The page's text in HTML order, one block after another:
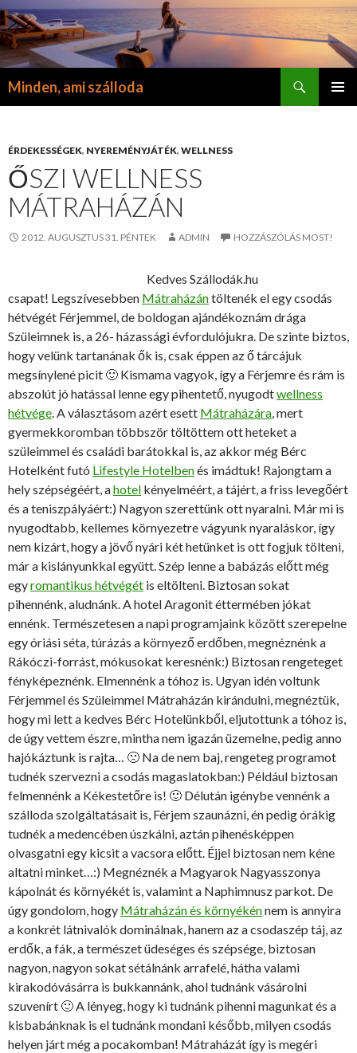
Minden, ami szálloda
ÉRDEKESSÉGEK, NYEREMÉNYJÁTÉK, WELLNESS
ŐSZI WELLNESS
MÁTRAHÁZÁN
2012. AUGUSZTUS 31. PÉNTEK ADMIN HOZZÁSZÓLÁS MOST!
Kedves Szállodák.hu
csapat! Legszívesebben Mátraházántöltenék el egy csodás
hétvégét Férjemmel, de boldogan ajándékoznám drága
Szüleimnek is, a 26- házassági évfordulójukra. De szinte biztos,
hogy velünk tartanának ők is, csak éppen az ő tárcájuk
megsínylené picit 🙂 Kismama vagyok, így a Férjemre és rám is
abszolút jó hatással lenne egy pihentető, nyugodtwellness
hétvége. A választásom azért esett Mátraházára, mert
gyermekkoromban többször töltöttem ott heteket a
szüleimmel és családi barátokkal is, az akkor még Bérc
Hotelként futó Lifestyle Hotelbenés imádtuk! Rajongtam a
hely szépségéért, ahotel kényelméért, a tájért, a friss levegőért
és a teniszpályáért:) Nagyon szerettünk ott nyaralni. Már mi is
nyugodtabb, kellemes környezetre vágyunk nyaraláskor, így
nem kizárt, hogy a jövő nyári két hetünket is ott fogjuk tölteni,
már a kislányunkkal együtt. Szép lenne a babázás előtt még
egyromantikus hétvégét is eltölteni. Biztosan sokat
pihennénk, aludnánk. A hotel Aragonit éttermében jókat
ennénk. Természetesen a napi programjaink között szerepelne
egy óriási séta, túrázás a környező erdőben, megnéznénk a
Rákóczi-forrást, mókusokat keresnénk:) Biztosan rengeteget
fényképeznénk. Elmennénk a tóhoz is. Ugyan idén voltunk
Férjemmel és Szüleimmel Mátraházán kirándulni, megnéztük,
hogy mi lett a kedves Bérc Hotelünkből, eljutottunk a tóhoz is,
de úgy vettem észre, mintha nem igazán üzemelne, pedig anno
hajókáztunk is rajta… 🙁 Na de nem baj, rengeteg programot
tudnék szervezni a csodás magaslatokban:) Például biztosan
felmennénk a Kékestetőre is! 🙂 Délután igénybe vennénk a
szálloda szolgáltatásait is, Férjem szaunázni, én pedig órákig
tudnék a medencében úszkálni, aztán pihenésképpen
olvasgatni egy kicsit a vacsora előtt. Éjjel biztosan nem kéne
altatni minket…:) Megnéznék a Magyarok Nagyasszonya
kápolnát és környékét is, valamint a Naphimnusz parkot. De
úgy gondolom, hogy Mátraházán és környékénnem is annyira
a konkrét látnivalók dominálnak, hanem az a csodaszép táj, az
erdők, a fák, a természet üdeséges és szépsége, biztosan
nagyon, nagyon sokat sétálnánk arrafelé, hátha valami
kirakodóvásárra is bukkannánk, ahol tudnánk vásárolni
szuvenírt 🙂 A lényeg, hogy ki tudnánk pihenni magunkat és a
kisbabánknak is el tudnánk mondani később, milyen csodás
helyen járt még a pocakomban! Mátraházát így is megéri